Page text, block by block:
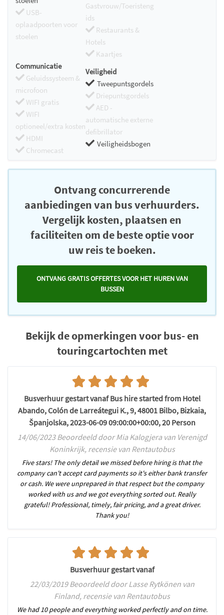
USB-
oplaadpoorten voor
stoelen
Gastvrouw/Toeristeng
ids
Restaurants &
Hotels
Kaartjes
Communicatie
Geluidssysteem &
microfoon
WIFI gratis
WIFI
optioneel/extra kosten
HDMI
Chromecast
Veiligheid
Tweepuntsgordels
Driepuntsgordels
AED -
automatische externe
defibrillator
Veiligheidsbogen
Ontvang concurrerende
aanbiedingen van bus verhuurders.
Vergelijk kosten, plaatsen en
faciliteiten om de beste optie voor
uw reis te boeken.
ONTVANG GRATIS OFFERTES VOOR HET HUREN VAN
BUSSEN
Bekijk de opmerkingen voor bus- en
touringcartochten met
Busverhuur gestart vanaf Bus hire started from Hotel
Abando, Colón de Larreátegui K., 9, 48001 Bilbo, Bizkaia,
Španjolska, 2023-06-09 09:00:00+00:00, 20 Person
14/06/2023 Beoordeeld door Mia Kalogjera van Verenigd
Koninkrijk, recensie van Rentautobus
Five stars! The only detail we missed before hiring is that the
company can't accept card payments so it's either bank transfer
or cash. We were unprepared in that respect but the company
worked with us and we got everything sorted out. Really
grateful! Professional, timely, fair pricing, and a great driver.
Thank you!
Busverhuur gestart vanaf
22/03/2019 Beoordeeld door Lasse Rytkönen van
Finland, recensie van Rentautobus
We had 10 people and everything worked perfectly and on time.